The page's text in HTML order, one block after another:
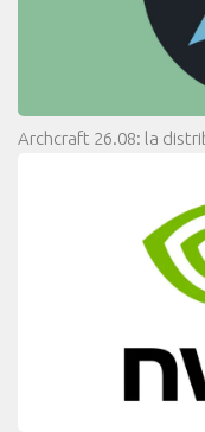
Archcraft 26.08: la